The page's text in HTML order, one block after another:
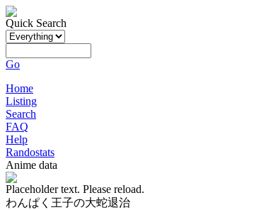
Quick Search
Go
Home
Listing
Search
FAQ
Help
Randostats
Anime data
Placeholder text. Please reload.
わんぱく王子の大蛇退治